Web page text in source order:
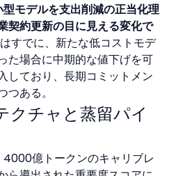
モデルを支出削減の正当化理
契約更新の目に見える変化で
すでに、新たな低コストモデ
た場合に中期的な値下げを可
しており、長期コミットメン
つある。
クチャと蒸留パイ
億トークンのキャリブレ